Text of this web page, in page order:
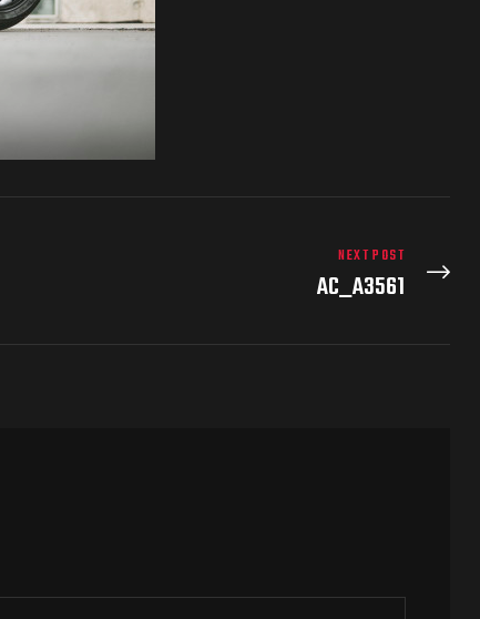
NEXT POST
AC_A3561